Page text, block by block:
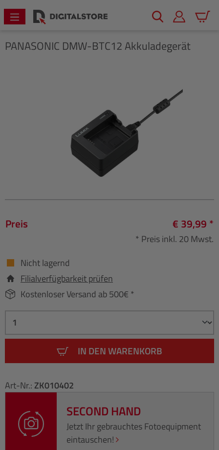
springen
PANASONIC DMW-BTC12 Akkuladegerät
Preis € 39,99 *
* Preis inkl. 20 Mwst.
Nicht lagernd
Filialverfügbarkeit prüfen
Kostenloser Versand ab 500€ *
IN DEN WARENKORB
Art-Nr.: ZK010402
SECOND HAND
Jetzt Ihr gebrauchtes Fotoequipment
eintauschen!